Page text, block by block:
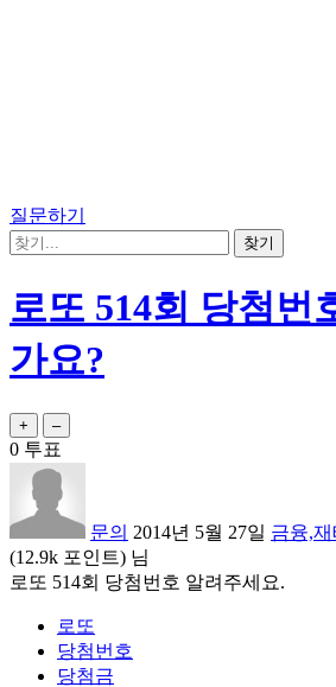
질문하기
로또 514회 당첨번
가요?
0 투표
문의 2014년 5월 27일 금융,재
(12.9k 포인트) 님
로또 514회 당첨번호 알려주세요.
로또
당첨번호
당첨금